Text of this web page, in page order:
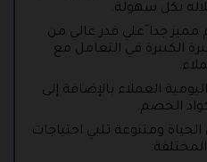
بكل سهولة.
جدا َعلي قدر عالي من
الكبيرة في التعامل مع
العملاء بالإضافة إلى
الخصم.
ومتنوعة تلبي احتياجات